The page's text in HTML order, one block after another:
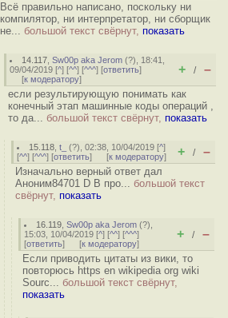
Всё правильно написано, поскольку ни
компилятор, ни интерпретатор, ни сборщик
не... большой текст свёрнут, показать
14.117 ,Sw00p aka Jerom (?), 18:41,
09/04/2019 [^] [^^] [^^^] [ответить]
[к модератору]
+ / –
если результирующую понимать как
конечный этап машинные коды операций ,
то да... большой текст свёрнут, показать
15.118 ,t_ (?), 02:38, 10/04/2019 [^]
[^^] [^^^] [ответить] [к модератору] + / –
Изначально верный ответ дал
Аноним84701 D В про... большой текст
свёрнут, показать
16.119 ,Sw00p aka Jerom (?),
15:03, 10/04/2019 [^] [^^] [^^^]
[ответить] [к модератору]
+ / –
Если приводить цитаты из вики, то
повторюсь https en wikipedia org wiki
Sourc... большой текст свёрнут,
показать